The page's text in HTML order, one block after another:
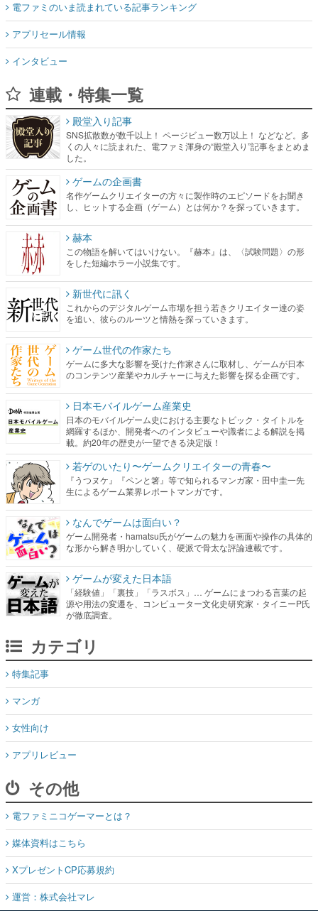
インタビュー
連載・特集一覧
くの人々に読まれた、電ファミ渾身の“殿堂入り”記事をまとめま
した。
ゲームの企画書
名作ゲームクリエイターの方々に製作時のエピソードをお聞き
し、ヒットする企画（ゲーム）とは何か？を探っていきます。
赫本
この物語を解いてはいけない。『赫本』は、〈試験問題〉の形
をした短編ホラー小説集です。
新世代に訊く
これからのデジタルゲーム市場を担う若きクリエイター達の姿
を追い、彼らのルーツと情熱を探っていきます。
ゲーム世代の作家たち
ゲームに多大な影響を受けた作家さんに取材し、ゲームが日本
のコンテンツ産業やカルチャーに与えた影響を探る企画です。
日本モバイルゲーム産業史
日本のモバイルゲーム史における主要なトピック・タイトルを
網羅するほか、開発者へのインタビューや識者による解説を掲
若ゲのいたり〜ゲームクリエイターの青春〜
『うつヌケ』『ペンと箸』等で知られるマンガ家・田中圭一先
生によるゲーム業界レポートマンガです。
なんでゲームは面白い？
ゲーム開発者・hamatsu氏がゲームの魅力を画面や操作の具体的
な形から解き明かしていく、硬派で骨太な評論連載です。
ゲームが変えた日本語
「経験値」「裏技」「ラスボス」… ゲームにまつわる言葉の起
源や用法の変遷を、コンピューター文化史研究家・タイニーP氏
カテゴリ
マンガ
女性向け
アプリレビュー
その他
電ファミニコゲーマーとは？
媒体資料はこちら
XプレゼントCP応募規約
運営：株式会社マレ